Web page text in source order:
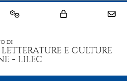
DI
E CULTURE
- LILEC